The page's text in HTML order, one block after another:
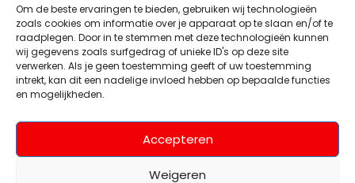
Om de beste ervaringen te bieden, gebruiken wij technologieën
zoals cookies om informatie over je apparaat op te slaan en/of te
raadplegen. Door in te stemmen met deze technologieën kunnen
wij gegevens zoals surfgedrag of unieke ID's op deze site
verwerken. Als je geen toestemming geeft of uw toestemming
intrekt, kan dit een nadelige invloed hebben op bepaalde functies
en mogelijkheden.
Accepteren
Weigeren
Contact
Account
Mijn account
Wenslijst